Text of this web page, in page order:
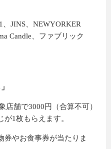
JINS、NEWYORKER
Candle、ファブリック
店舗で3000円（合算不可）
1枚もらえます。
券やお食事券が当たりま